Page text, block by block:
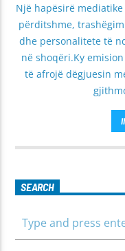
Një hapësirë
përditshme,
dhe personalitete të
në shoqëri.Ky
të afrojë dëgjuesin
SEARCH